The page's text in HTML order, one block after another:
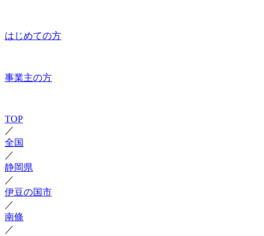
はじめての方
事業主の方
TOP
／
全国
／
静岡県
／
伊豆の国市
／
南條
／